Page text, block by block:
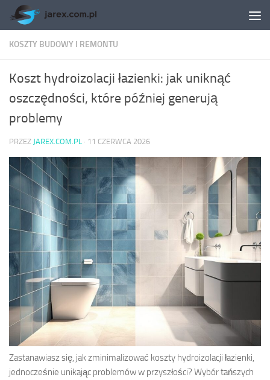
Skip to content
KOSZTY BUDOWY I REMONTU
Koszt hydroizolacji łazienki: jak uniknąć
oszczędności, które później generują
problemy
PRZEZ JAREX.COM.PL · 11 CZERWCA 2026
Zastanawiasz się, jak zminimalizować koszty hydroizolacji łazienki,
jednocześnie unikając problemów w przyszłości? Wybór tańszych